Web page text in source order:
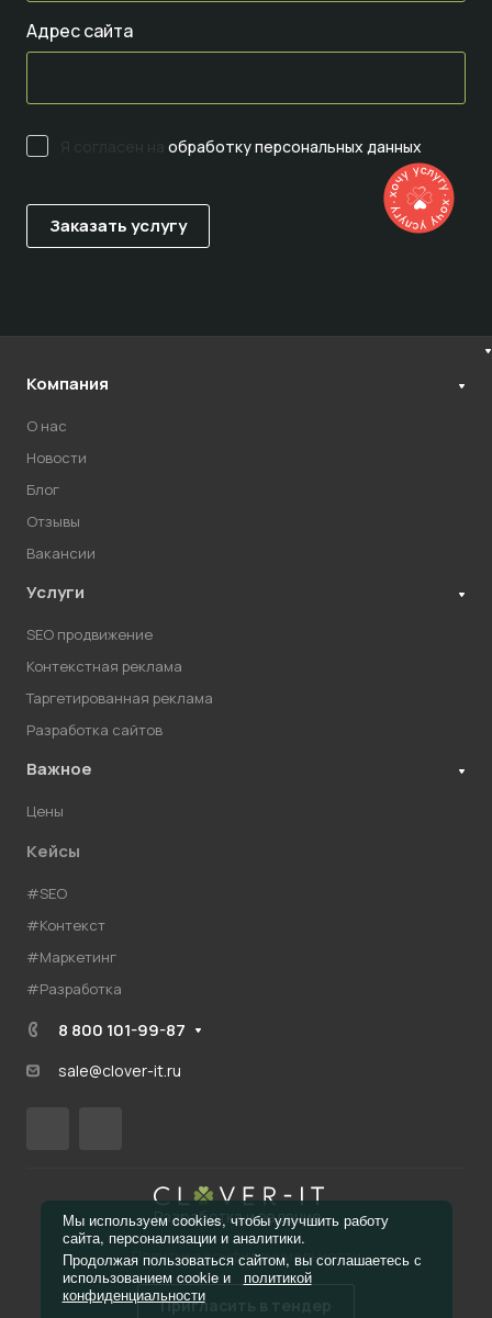
Адрес сайта
Я согласен на обработку персональных данных
Компания
О нас
Новости
Блог
Отзывы
Вакансии
Услуги
SEO продвижение
Контекстная реклама
Таргетированная реклама
Разработка сайтов
Важное
Цены
Кейсы
#SEO
#Контекст
#Маркетинг
#Разработка
8 800 101-99-87
sale@clover-it.ru
Пригласить в тендер
Политика конфиденциальности
Разработка и ведение
Мы используем cookies, чтобы улучшить работу
сайта, персонализации и аналитики.
Продолжая пользоваться сайтом, вы соглашаетесь с
использованием cookie и
политикой
конфиденциальности